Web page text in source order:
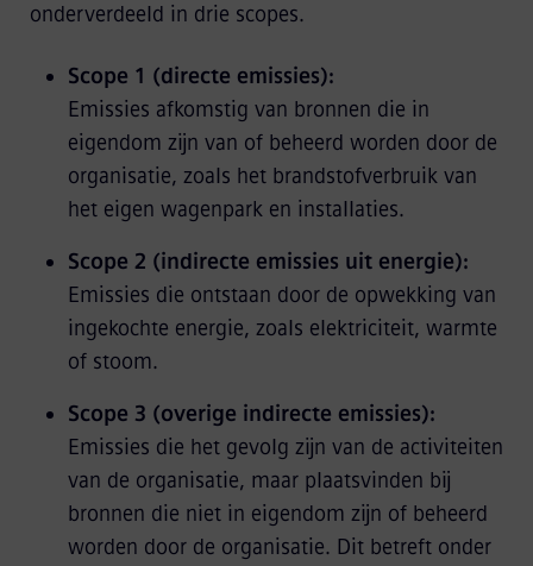
onderverdeeld in drie scopes.
Scope 1 (directe emissies):
Emissies afkomstig van bronnen die in
eigendom zijn van of beheerd worden door de
organisatie, zoals het brandstofverbruik van
het eigen wagenpark en installaties.
Scope 2 (indirecte emissies uit energie):
Emissies die ontstaan door de opwekking van
ingekochte energie, zoals elektriciteit, warmte
of stoom.
Scope 3 (overige indirecte emissies):
Emissies die het gevolg zijn van de activiteiten
van de organisatie, maar plaatsvinden bij
bronnen die niet in eigendom zijn of beheerd
worden door de organisatie. Dit betreft onder